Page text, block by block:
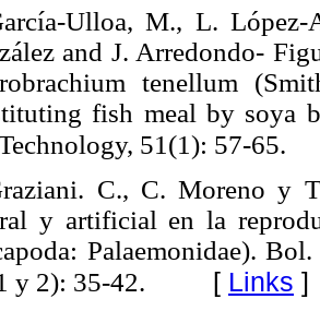
Ulloa, M., L. López-
and J. Arredondo-
tenellum
fish meal by soya
51(1): 57-65.
C., C. Moreno y
y artificial en la
Palaemonidae).
y 2): 35-42.
[ Links ]